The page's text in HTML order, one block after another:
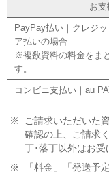
お
PayPay払い｜クレジ
ア払いの場合
※複数資料の料金をま
す。
コンビニ支払い｜au
※
ご請求いただいた
確認の上、ご請求
丁･落丁以外はお受
※
「料金」「発送予